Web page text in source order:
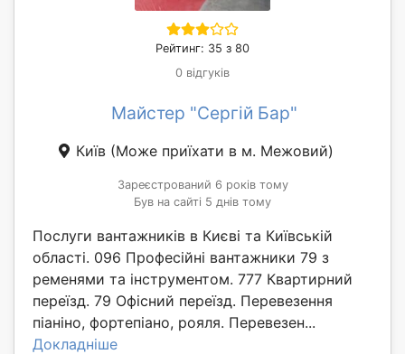
Рейтинг: 35 з 80
0 відгуків
Майстер "Сергій Бар"
Київ (Може приїхати в м. Межовий)
Зареєстрований 6 років тому
Був на сайті 5 днів тому
Послуги вантажників в Києві та Київській
області. 096 Професійні вантажники 79 з
ременями та інструментом. 777 Квартирний
переїзд. 79 Офісний переїзд. Перевезення
піаніно, фортепіано, рояля. Перевезен...
Докладніше